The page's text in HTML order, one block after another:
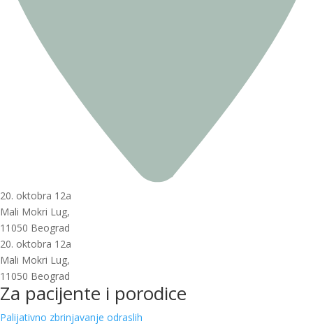
20. oktobra 12a
Mali Mokri Lug,
11050 Beograd
20. oktobra 12a
Mali Mokri Lug,
11050 Beograd
Za pacijente i porodice
Palijativno zbrinjavanje odraslih